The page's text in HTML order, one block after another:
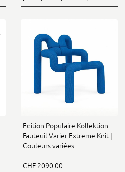
Edition Populaire Kollektion
Fauteuil Varier Extreme Knit |
Couleurs variées
CHF 2090.00